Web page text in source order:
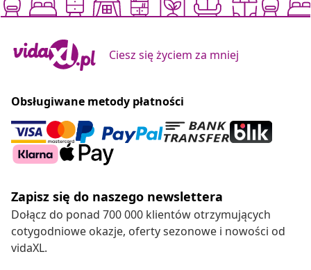
Ciesz się życiem za mniej
Obsługiwane metody płatności
Zapisz się do naszego newslettera
Dołącz do ponad 700 000 klientów otrzymujących
cotygodniowe okazje, oferty sezonowe i nowości od
vidaXL.